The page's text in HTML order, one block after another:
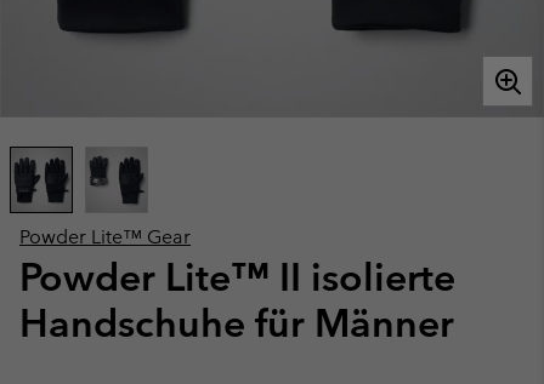
Powder Lite™ Gear
Powder Lite™ II isolierte
Handschuhe für Männer